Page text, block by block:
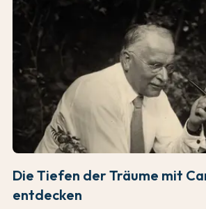
Die Tiefen der Träume mit
entdecken